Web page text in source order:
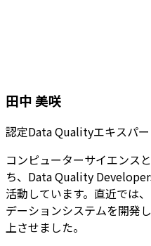
田中 美咲
認定Data Qualityエキスパー
コンピューターサイエンス
ち、Data Quality
活動しています。直近では
デーションシステムを開発
上させました。